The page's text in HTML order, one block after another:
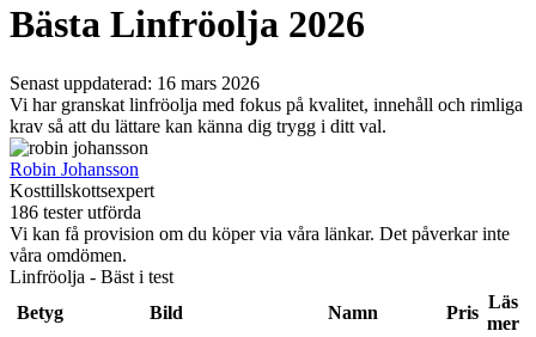
Bästa Linfröolja 2026
Senast uppdaterad: 16 mars 2026
Vi har granskat linfröolja med fokus på kvalitet, innehåll och rimliga
krav så att du lättare kan känna dig trygg i ditt val.
Robin Johansson
Kosttillskottsexpert
186 tester utförda
Vi kan få provision om du köper via våra länkar. Det påverkar inte
våra omdömen.
Linfröolja - Bäst i test
Betyg
Bild Namn Pris
Läs
mer